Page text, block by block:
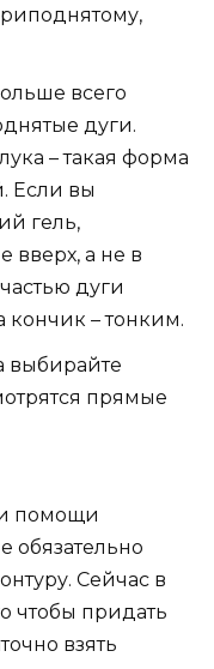
всего
дуги.
– такая форма
Если вы
гель,
вверх, а не в
дуги
кончик – тонким.
выбирайте
прямые
помощи
обязательно
Сейчас в
чтобы придать
взять